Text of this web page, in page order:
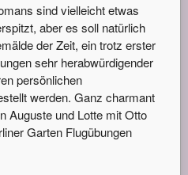
sind vielleicht etwas
aber es soll natürlich
der Zeit, ein trotz erster
sehr herabwürdigender
persönlichen
werden. Ganz charmant
Auguste und Lotte mit Otto
Garten Flugübungen